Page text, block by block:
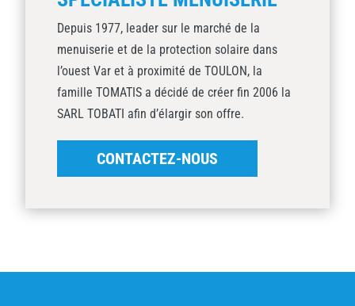
Depuis 1977, leader sur le marché de la
menuiserie et de la protection solaire dans
l’ouest Var et à proximité de TOULON, la
famille TOMATIS a décidé de créer fin 2006 la
SARL TOBATI afin d’élargir son offre.
CONTACTEZ-NOUS